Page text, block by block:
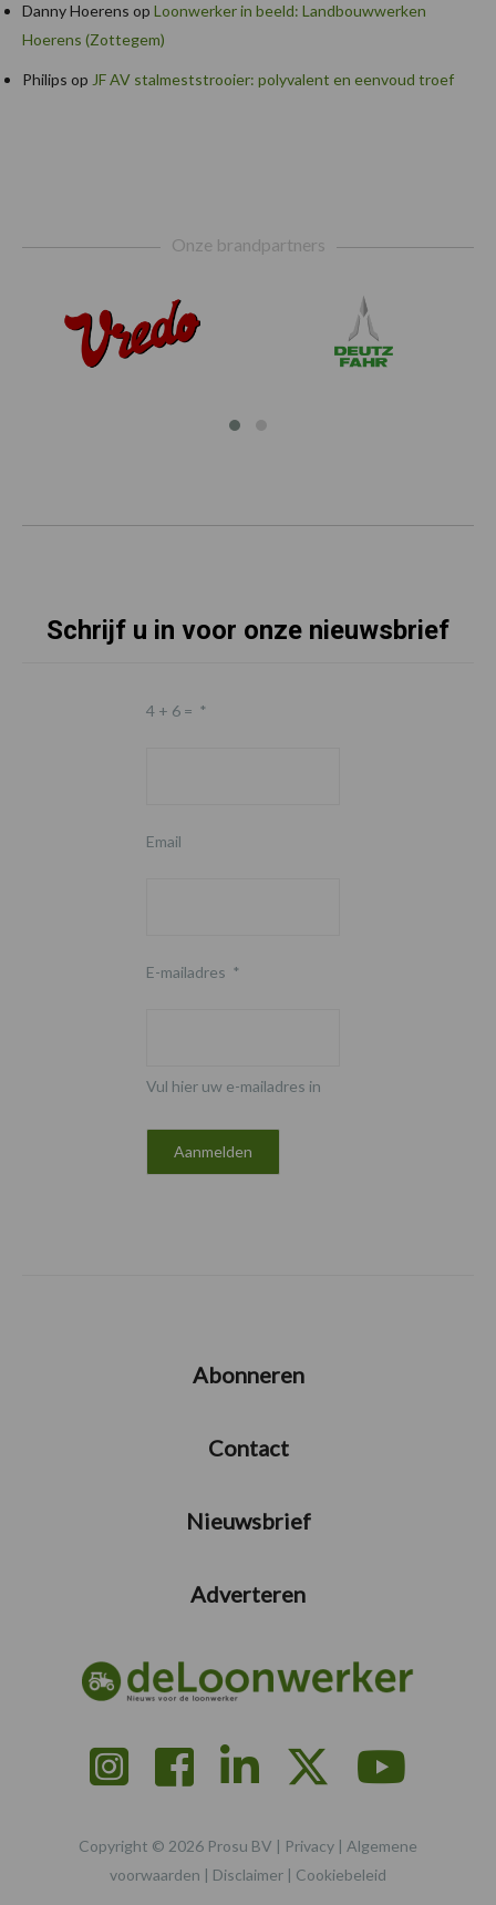
Danny Hoerens op Loonwerker in beeld: Landbouwwerken
Hoerens (Zottegem)
Philips op JF AV stalmeststrooier: polyvalent en eenvoud troef
Onze brandpartners
Schrijf u in voor onze nieuwsbrief
4 + 6 = *
Email
E-mailadres *
Vul hier uw e-mailadres in
Abonneren
Contact
Nieuwsbrief
Adverteren
Copyright © 2026 Prosu BV | Privacy | Algemene
voorwaarden | Disclaimer | Cookiebeleid